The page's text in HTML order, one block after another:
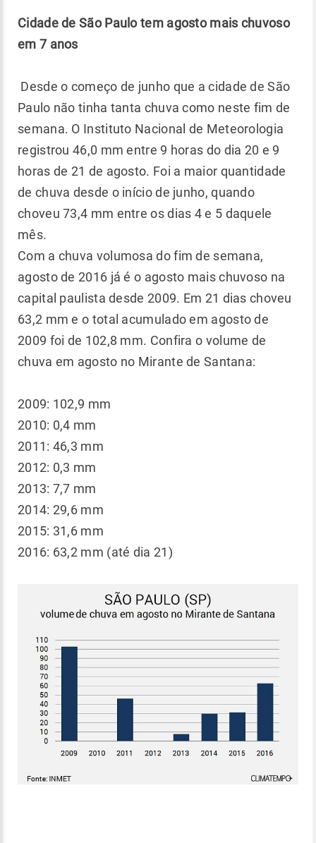
Cidade de São Paulo tem agosto mais chuvoso
em 7 anos
Desde o começo de junho que a cidade de São
Paulo não tinha tanta chuva como neste fim de
semana. O Instituto Nacional de Meteorologia
registrou 46,0 mm entre 9 horas do dia 20 e 9
horas de 21 de agosto. Foi a maior quantidade
de chuva desde o início de junho, quando
choveu 73,4 mm entre os dias 4 e 5 daquele
mês.
Com a chuva volumosa do fim de semana,
agosto de 2016 já é o agosto mais chuvoso na
capital paulista desde 2009. Em 21 dias choveu
63,2 mm e o total acumulado em agosto de
2009 foi de 102,8 mm. Confira o volume de
chuva em agosto no Mirante de Santana:
2009: 102,9 mm
2010: 0,4 mm
2011: 46,3 mm
2012: 0,3 mm
2013: 7,7 mm
2014: 29,6 mm
2015: 31,6 mm
2016: 63,2 mm (até dia 21)